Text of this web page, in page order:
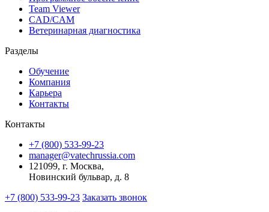
Team Viewer
CAD/CAM
Ветеринарная диагностика
Разделы
Обучение
Компания
Карьера
Контакты
Контакты
+7 (800) 533-99-23
manager@vatechrussia.com
121099, г. Москва,
Новинский бульвар, д. 8
+7 (800) 533-99-23 Заказать звонок